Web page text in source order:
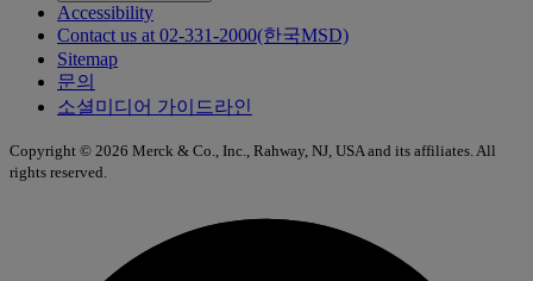
Accessibility
Contact us at 02-331-2000(한국MSD)
Sitemap
문의
소셜미디어 가이드라인
Copyright © 2026 Merck & Co., Inc., Rahway, NJ, USA and its affiliates. All
rights reserved.